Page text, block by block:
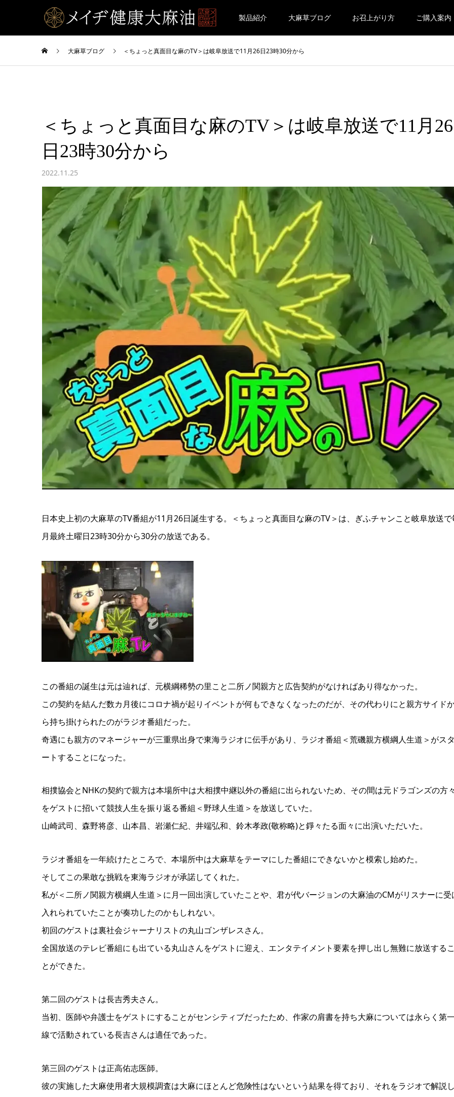
製品紹介 大麻草ブログ お召上がり方 ご購入案内
大麻草ブログ ＜ちょっと真面目な麻のTV＞は岐阜放送で11月26日23時30分から
＜ちょっと真面目な麻のTV＞は岐阜放送で11月26
日23時30分から
2022.11.25
日本史上初の大麻草のTV番組が11月26日誕生する。＜ちょっと真面目な麻のTV＞は、ぎふチャンこと岐阜放送で
月最終土曜日23時30分から30分の放送である。
この番組の誕生は元は辿れば、元横綱稀勢の里こと二所ノ関親方と広告契約がなければあり得なかった。
この契約を結んだ数カ月後にコロナ禍が起りイベントが何もできなくなったのだが、その代わりにと親方サイド
ら持ち掛けられたのがラジオ番組だった。
奇遇にも親方のマネージャーが三重県出身で東海ラジオに伝手があり、ラジオ番組＜荒磯親方横綱人生道＞がス
ートすることになった。
相撲協会とNHKの契約で親方は本場所中は大相撲中継以外の番組に出られないため、その間は元ドラゴンズの方
をゲストに招いて競技人生を振り返る番組＜野球人生道＞を放送していた。
山崎武司、森野将彦、山本昌、岩瀬仁紀、井端弘和、鈴木孝政(敬称略)と錚々たる面々に出演いただいた。
ラジオ番組を一年続けたところで、本場所中は大麻草をテーマにした番組にできないかと模索し始めた。
そしてこの果敢な挑戦を東海ラジオが承諾してくれた。
私が＜二所ノ関親方横綱人生道＞に月一回出演していたことや、君が代バージョンの大麻油のCMがリスナーに受
入れられていたことが奏功したのかもしれない。
初回のゲストは裏社会ジャーナリストの丸山ゴンザレスさん。
全国放送のテレビ番組にも出ている丸山さんをゲストに迎え、エンタテイメント要素を押し出し無難に放送する
とができた。
第二回のゲストは長吉秀夫さん。
当初、医師や弁護士をゲストにすることがセンシティブだったため、作家の肩書を持ち大麻については永らく第
線で活動されている長吉さんは適任であった。
第三回のゲストは正高佑志医師。
彼の実施した大麻使用者大規模調査は大麻にほとんど危険性はないという結果を得ており、それをラジオで解説